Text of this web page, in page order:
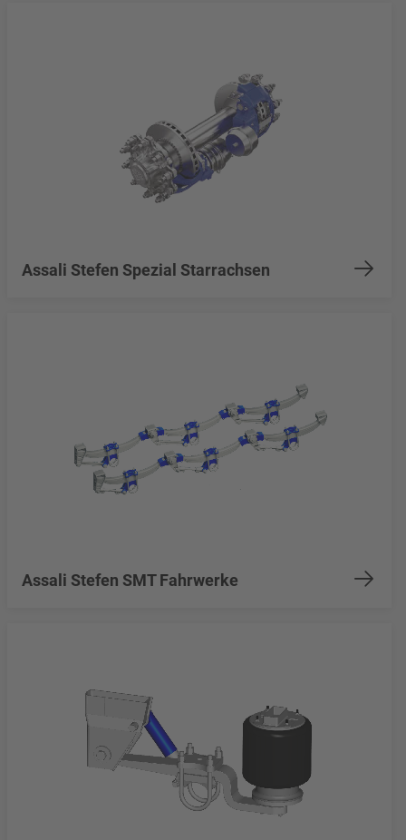
Assali Stefen Spezial Starrachsen
Assali Stefen SMT Fahrwerke